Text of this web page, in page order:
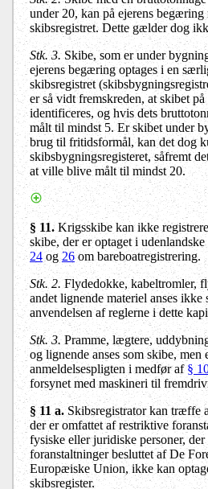
under 20, kan på ejerens begæring
skibsregistret. Dette gælder dog
Stk. 3. Skibe, som er under
ejerens begæring optages i en
skibsregistret
er så vidt fremskreden, at skibet
identificeres, og hvis dets
målt til mindst 5. Er skibet under
brug til fritidsformål, kan det dog
skibsbygningsregisteret, såfremt
at ville blive målt til mindst 20.
§ 11. Krigsskibe kan ikke
skibe, der er optaget i
24 og26om bareboatregistrering.
Stk. 2. Flydedokke, kabeltromler,
andet lignende materiel anses ikke
anvendelsen af reglerne i dette
Stk. 3. Pramme, lægtere,
og lignende anses som skibe, men
anmeldelsespligten i medfør af §
forsynet med maskineri til
§ 11 a.Skibsregistrator kan træffe
der er omfattet af restriktive
fysiske eller juridiske personer,
foranstaltninger besluttet af De
Europæiske Union, ikke kan
skibsregister.